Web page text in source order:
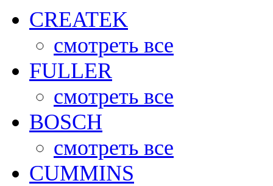
CREATEK
смотреть все
FULLER
смотреть все
BOSCH
смотреть все
CUMMINS